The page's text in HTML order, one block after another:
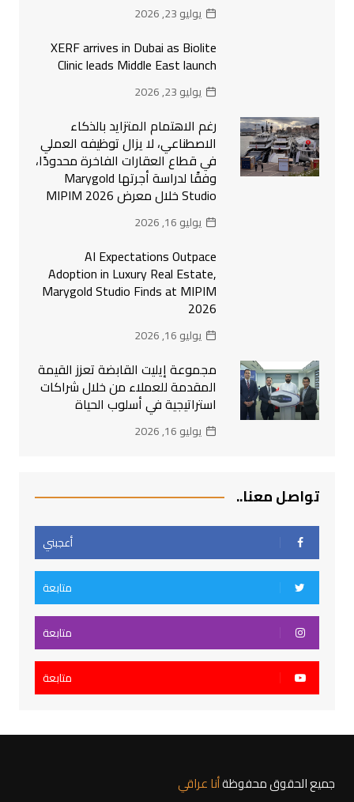
يوليو 23, 2026
XERF arrives in Dubai as Biolite
Clinic leads Middle East launch
يوليو 23, 2026
رغم الاهتمام المتزايد بالذكاء
الاصطناعي، لا يزال توظيفه العملي
في قطاع العقارات الفاخرة محدودًا،
وفقًا لدراسة أجرتها Marygold
Studio خلال معرض MIPIM 2026
يوليو 16, 2026
AI Expectations Outpace
Adoption in Luxury Real Estate,
Marygold Studio Finds at MIPIM
2026
يوليو 16, 2026
مجموعة إيليت القابضة تعزز القيمة
المقدمة للعملاء من خلال شراكات
استراتيجية في أسلوب الحياة
يوليو 16, 2026
تواصل معنا..
أعجبني
متابعة
متابعة
متابعة
جميع الحقوق محفوظةأنا عراقي